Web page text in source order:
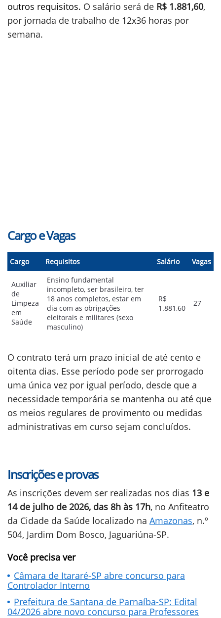
outros requisitos. O salário será de R$ 1.881,60,
por jornada de trabalho de 12x36 horas por
semana.
Cargo e Vagas
Cargo Requisitos Salário Vagas
Auxiliar
de
Limpeza
em
Saúde
Ensino fundamental
incompleto, ser brasileiro, ter
18 anos completos, estar em
dia com as obrigações
eleitorais e militares (sexo
masculino)
R$
1.881,60
27
O contrato terá um prazo inicial de até cento e
oitenta dias. Esse período pode ser prorrogado
uma única vez por igual período, desde que a
necessidade temporária se mantenha ou até que
os meios regulares de provimento ou medidas
administrativas em curso sejam concluídos.
Inscrições e provas
As inscrições devem ser realizadas nos dias 13 e
14 de julho de 2026, das 8h às 17h, no Anfiteatro
da Cidade da Saúde localizado na Amazonas, n.º
504, Jardim Dom Bosco, Jaguariúna-SP.
Você precisa ver
Câmara de Itararé-SP abre concurso para
Controlador Interno
Prefeitura de Santana de Parnaíba-SP: Edital
04/2026 abre novo concurso para Professores